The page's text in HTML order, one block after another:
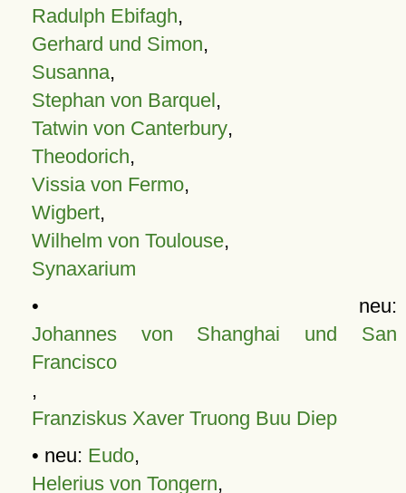
Radulph Ebifagh,
Gerhard und Simon,
Susanna,
Stephan von Barquel,
Tatwin von Canterbury,
Theodorich,
Vissia von Fermo,
Wigbert,
Wilhelm von Toulouse,
Synaxarium
• neu:
Johannes von Shanghai und San
Francisco
,
Franziskus Xaver Truong Buu Diep
• neu: Eudo,
Helerius von Tongern,